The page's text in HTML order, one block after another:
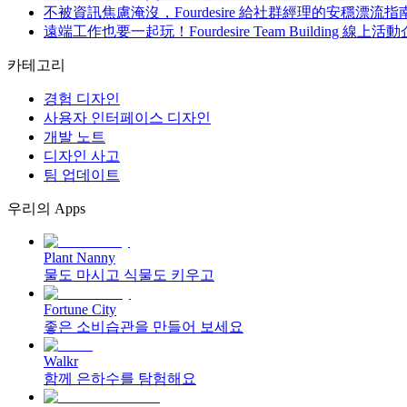
不被資訊焦慮淹沒，Fourdesire 給社群經理的安穩漂流指
遠端工作也要一起玩！Fourdesire Team Building 線上活
카테고리
경험 디자인
사용자 인터페이스 디자인
개발 노트
디자인 사고
팀 업데이트
우리의 Apps
Plant Nanny
물도 마시고 식물도 키우고
Fortune City
좋은 소비습관을 만들어 보세요
Walkr
함께 은하수를 탐험해요